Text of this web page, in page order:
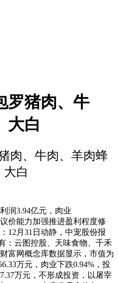
罗猪肉、牛
大白
肉、牛肉、羊肉蜂
大白
3.94亿元，肉业
议价能力加强推进盈利程度修
12月31日动静，中宠股份报
：云图控股、天味食物、千禾
富网概念库数据显示，市值为
万元，肉业下跌0.94%，投
万元，不形成投资，以屠宰